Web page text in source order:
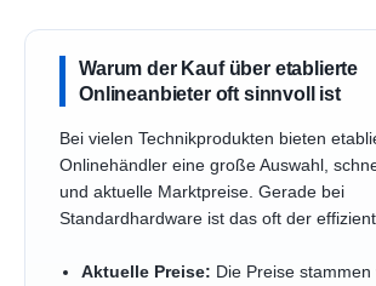
Warum der Kauf über etablierte
Onlineanbieter oft sinnvoll ist
Bei vielen Technikprodukten bieten
Onlinehändler eine große Auswahl,
und aktuelle Marktpreise. Gerade bei
Standardhardware ist das oft der
Aktuelle Preise: Die Preise stammen